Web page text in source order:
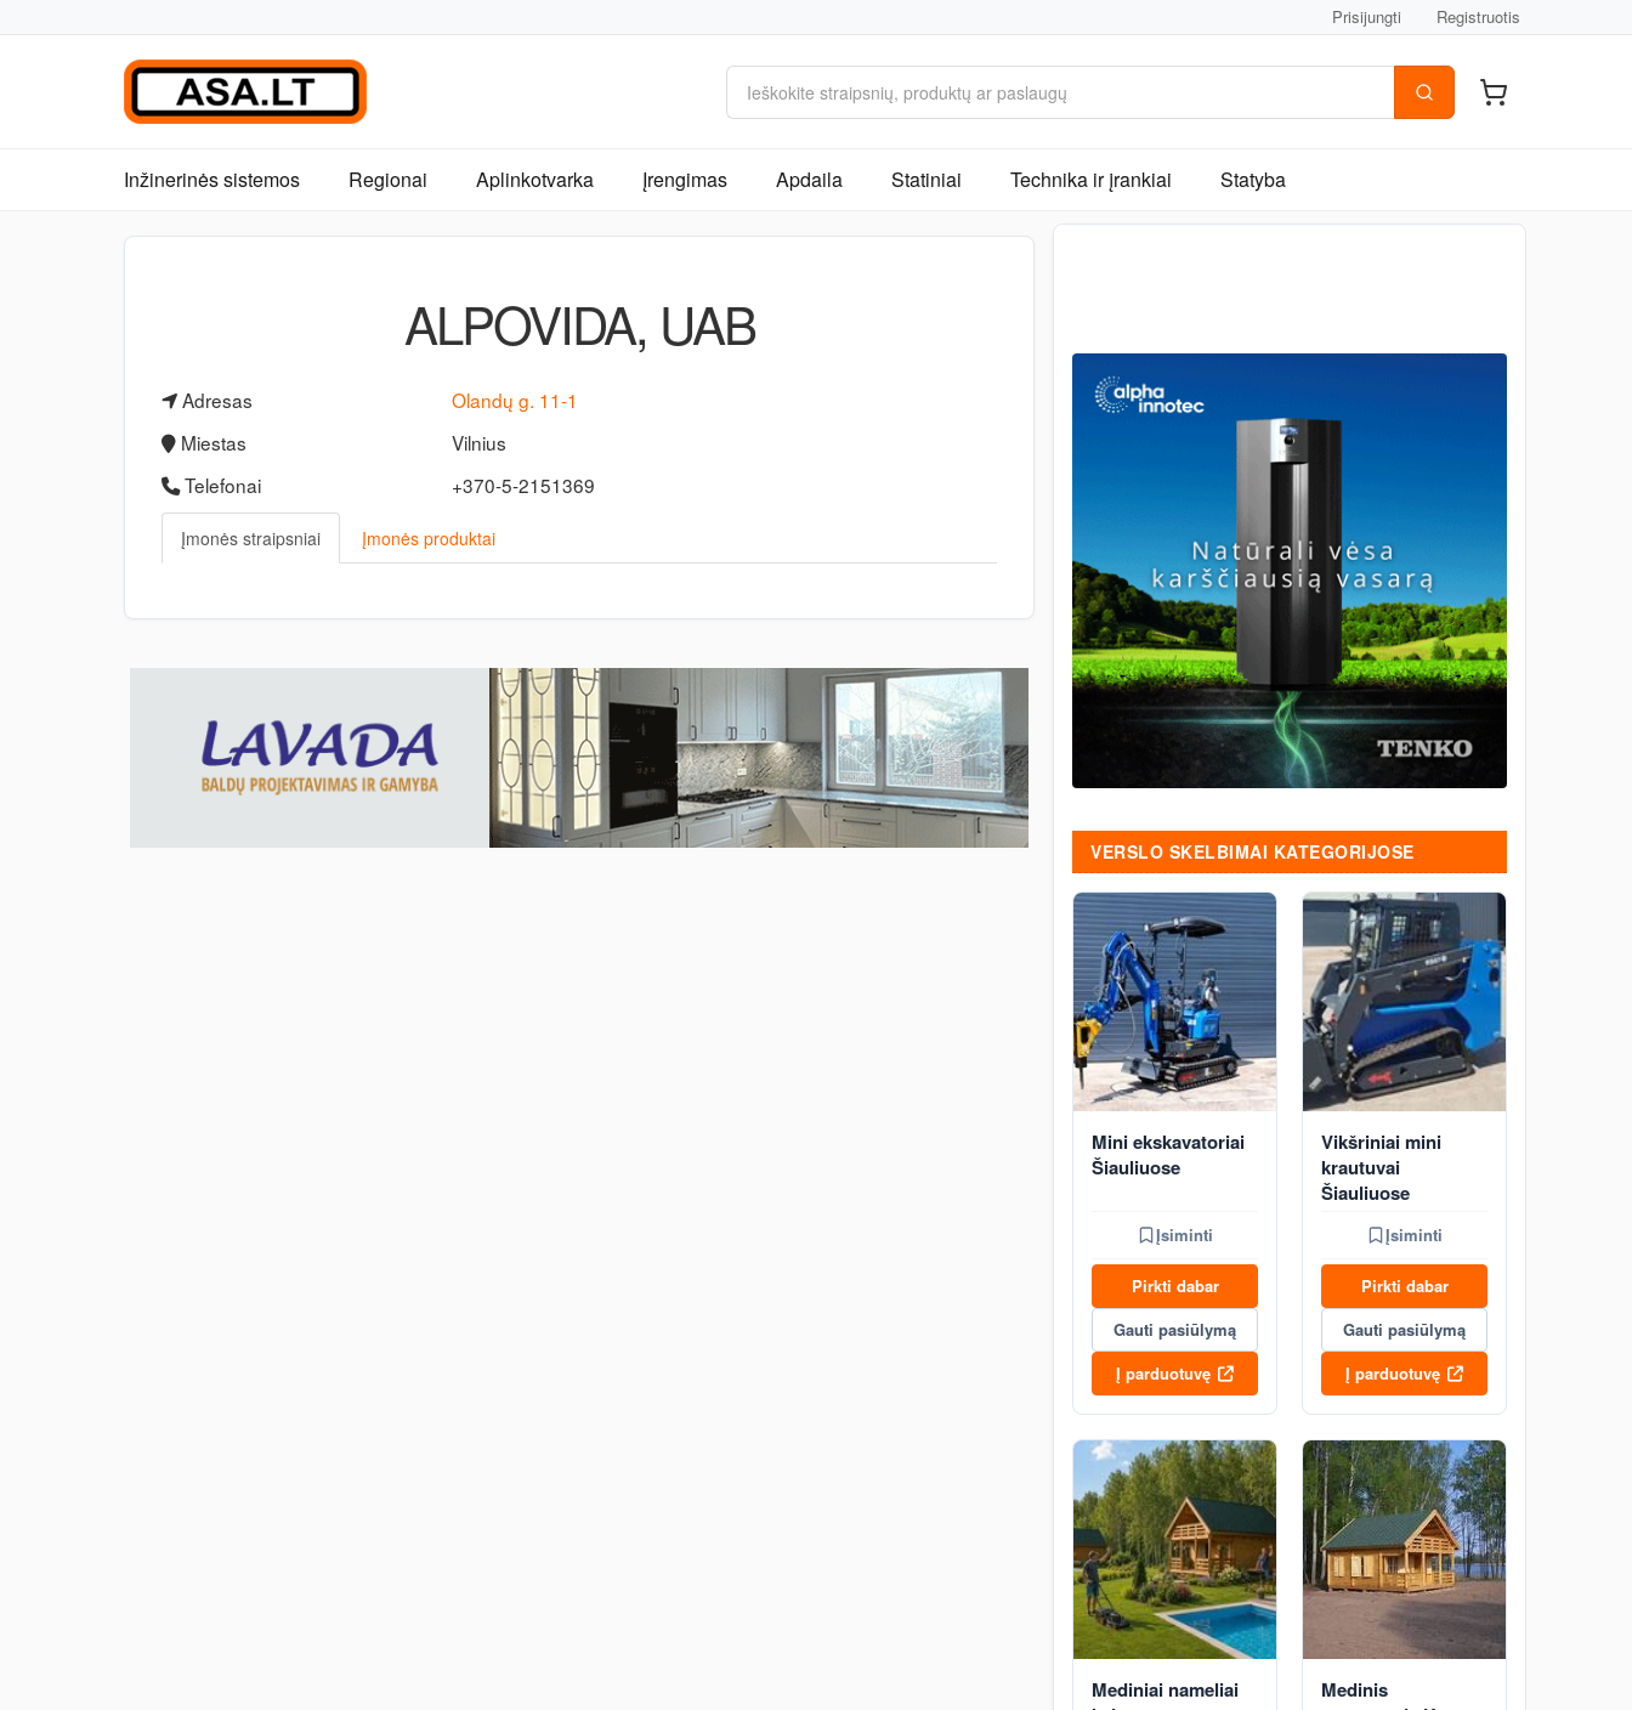
Prisijungti Registruotis
Inžinerinės sistemos Regionai Aplinkotvarka Įrengimas Apdaila Statiniai Technika ir įrankiai Statyba
ALPOVIDA, UAB
Adresas
Olandų g. 11-1
Miestas
Vilnius
Telefonai
+370-5-2151369
Įmonės straipsniai Įmonės produktai
VERSLO SKELBIMAI KATEGORIJOSE
Mini ekskavatoriai
Šiauliuose
Įsiminti
Pirkti dabar
Gauti pasiūlymą
Į parduotuvę
Vikšriniai mini
krautuvai
Šiauliuose
Įsiminti
Pirkti dabar
Gauti pasiūlymą
Į parduotuvę
Mediniai nameliai
Medinis